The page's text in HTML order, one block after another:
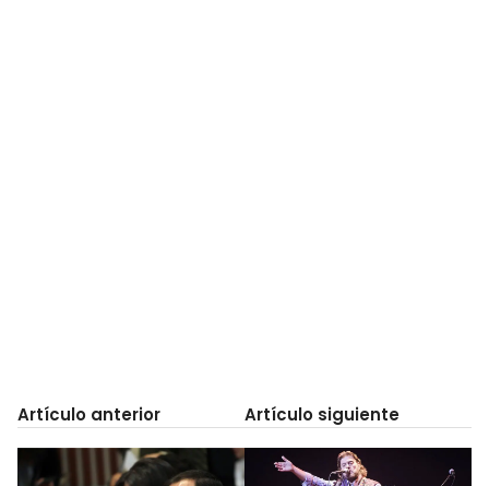
Artículo anterior Artículo siguiente